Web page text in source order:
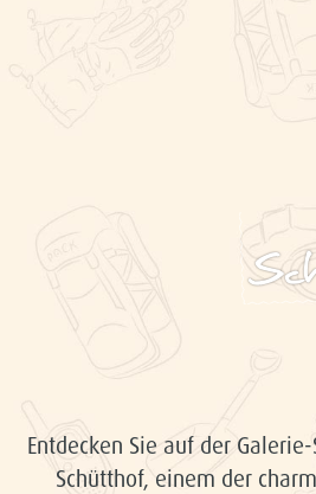
Entdecken Sie auf der
Schütthof, einem der